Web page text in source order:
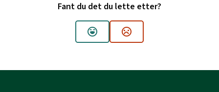
Fant du det du lette etter?
Ja Nei